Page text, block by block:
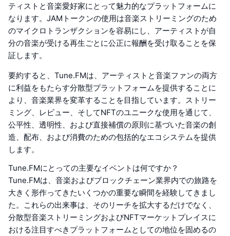
ティストと音楽愛好家にとって魅力的なプラットフォームに
なります。JAMトークンの使用は音楽ストリーミングのため
のマイクロトランザクションを容易にし、アーティストが自
分の音楽が受ける再生ごとに公正に報酬を受け取ることを保
証します。
要約すると、Tune.FMは、アーティストと音楽ファンの両方
に利益をもたらす分散型プラットフォームを提供することに
より、音楽業界を変革することを目指しています。ストリー
ミング、レビュー、そしてNFTのユニークな使用を通じて、
公平性、透明性、および直接補償の原則に基づいた音楽の創
造、配布、および消費のための包括的なエコシステムを提供
します。
Tune.FMにとっての主要なイベントは何ですか？
Tune.FMは、音楽およびブロックチェーン業界内での旅路を
大きく形作ってきたいくつかの重要な瞬間を経験してきまし
た。これらの出来事は、そのリーチを拡大するだけでなく、
分散型音楽ストリーミングおよびNFTマーケットプレイスに
おける注目すべきプラットフォームとしての地位を固めるの